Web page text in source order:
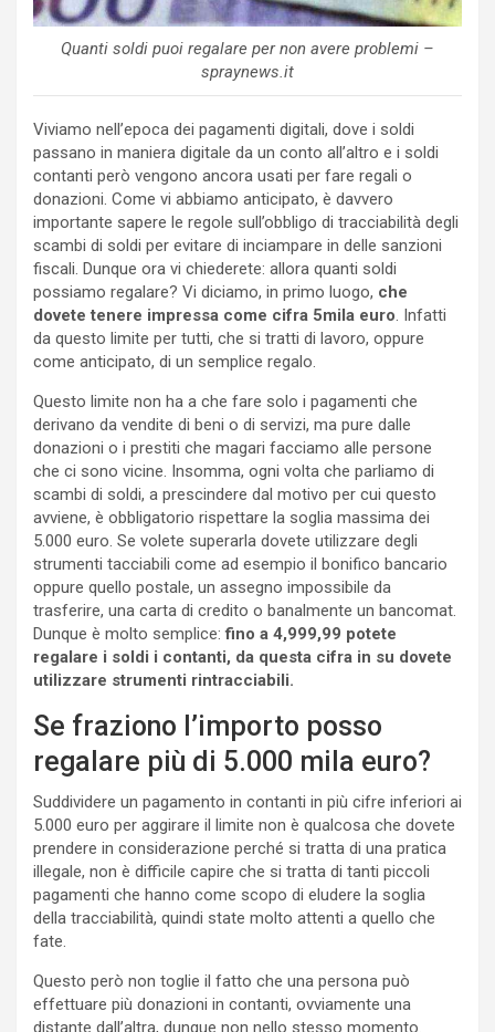
Quanti soldi puoi regalare per non avere problemi –
spraynews.it
Viviamo nell’epoca dei pagamenti digitali, dove i soldi
passano in maniera digitale da un conto all’altro e i soldi
contanti però vengono ancora usati per fare regali o
donazioni. Come vi abbiamo anticipato, è davvero
importante sapere le regole sull’obbligo di tracciabilità degli
scambi di soldi per evitare di inciampare in delle sanzioni
fiscali. Dunque ora vi chiederete: allora quanti soldi
possiamo regalare? Vi diciamo, in primo luogo, che
dovete tenere impressa come cifra 5mila euro. Infatti
da questo limite per tutti, che si tratti di lavoro, oppure
come anticipato, di un semplice regalo.
Questo limite non ha a che fare solo i pagamenti che
derivano da vendite di beni o di servizi, ma pure dalle
donazioni o i prestiti che magari facciamo alle persone
che ci sono vicine. Insomma, ogni volta che parliamo di
scambi di soldi, a prescindere dal motivo per cui questo
avviene, è obbligatorio rispettare la soglia massima dei
5.000 euro. Se volete superarla dovete utilizzare degli
strumenti tacciabili come ad esempio il bonifico bancario
oppure quello postale, un assegno impossibile da
trasferire, una carta di credito o banalmente un bancomat.
Dunque è molto semplice:fino a 4,999,99 potete
regalare i soldi i contanti, da questa cifra in su dovete
utilizzare strumenti rintracciabili.
Se fraziono l’importo posso
regalare più di 5.000 mila euro?
Suddividere un pagamento in contanti in più cifre inferiori ai
5.000 euro per aggirare il limite non è qualcosa che dovete
prendere in considerazione perché si tratta di una pratica
illegale, non è difficile capire che si tratta di tanti piccoli
pagamenti che hanno come scopo di eludere la soglia
della tracciabilità, quindi state molto attenti a quello che
fate.
Questo però non toglie il fatto che una persona può
effettuare più donazioni in contanti, ovviamente una
distante dall’altra, dunque non nello stesso momento.